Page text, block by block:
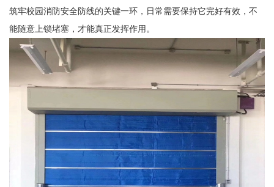
筑牢校园消防安全防线的关键一环，日常需要保持它完好有效，不
能随意上锁堵塞，才能真正发挥作用。